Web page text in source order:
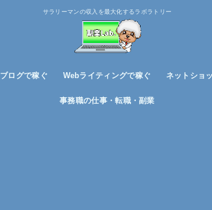
サラリーマンの収入を最大化するラボラトリー
ブログで稼ぐ
アフィリエイトで稼ぐ
Webライティングで稼ぐ ネットショ
事務職の仕事・転職・副業